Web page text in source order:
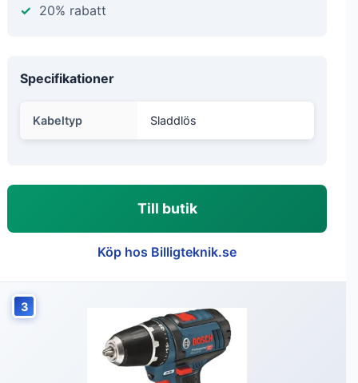
20% rabatt
Specifikationer
Kabeltyp Sladdlös
Till butik
Köp hos Billigteknik.se
3